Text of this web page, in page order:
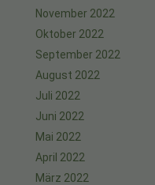
November 2022
Oktober 2022
September 2022
August 2022
Juli 2022
Juni 2022
Mai 2022
April 2022
März 2022